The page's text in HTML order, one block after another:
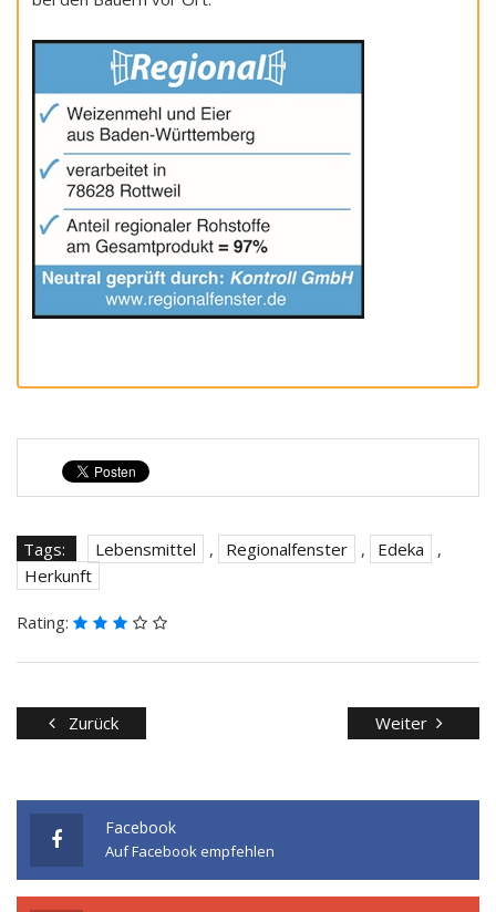
Tags: Lebensmittel , Regionalfenster , Edeka
,
Herkunft
Rating:
Zurück Weiter
Facebook
Auf Facebook empfehlen